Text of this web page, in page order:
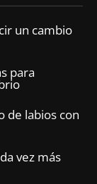
un cambio
para
de labios con
vez más